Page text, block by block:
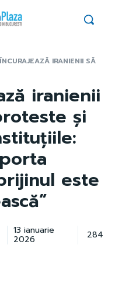
IRANIENII SĂ
iranienii
și
este
13 ianuarie
2026 284